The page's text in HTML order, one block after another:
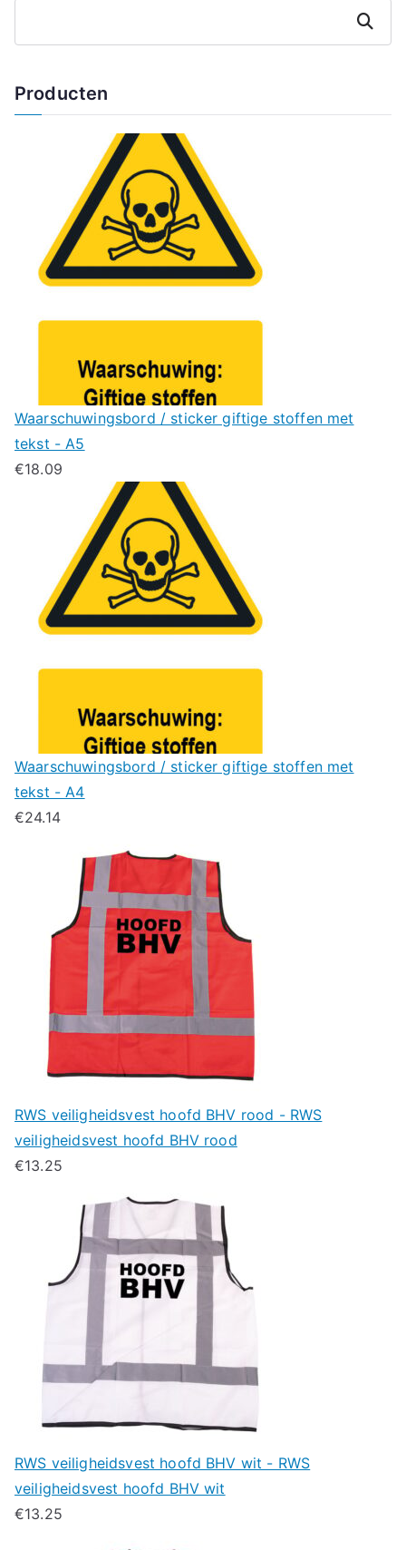
Zoeken
Producten
Waarschuwingsbord / sticker giftige stoffen met
tekst - A5
€18.09
Waarschuwingsbord / sticker giftige stoffen met
tekst - A4
€24.14
RWS veiligheidsvest hoofd BHV rood - RWS
veiligheidsvest hoofd BHV rood
€13.25
RWS veiligheidsvest hoofd BHV wit - RWS
veiligheidsvest hoofd BHV wit
€13.25